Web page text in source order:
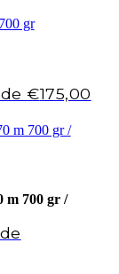
€175,00
m 700 gr /